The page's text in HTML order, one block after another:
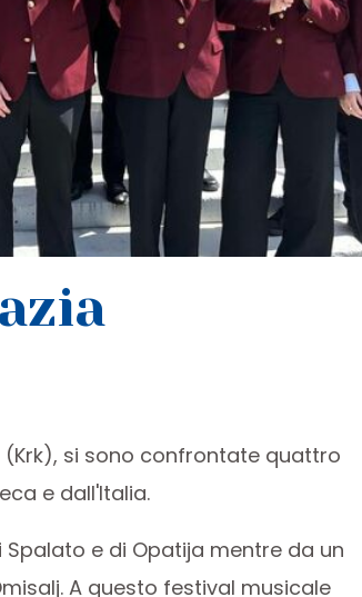
(Krk), si sono confrontate quattro
e dall'Italia.
e di Opatija mentre da un
A questo festival musicale